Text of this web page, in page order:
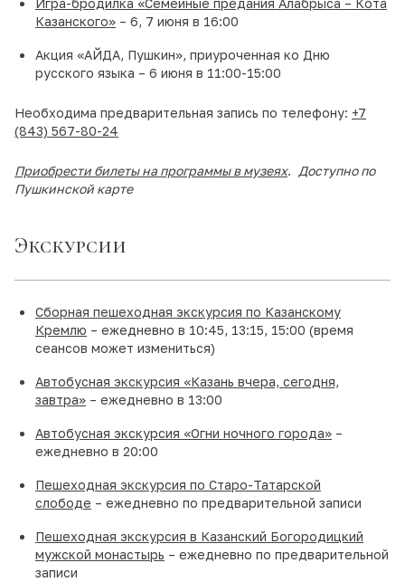
Игра-бродилка «Семейные предания Алабрыса – Кота
Казанского» – 6, 7 июня в 16:00
Акция «АЙДА, Пушкин», приуроченная ко Дню
русского языка – 6 июня в 11:00-15:00
Необходима предварительная запись по телефону: +7
(843) 567-80-24
Приобрести билеты на программы в музеях. Доступно по
Пушкинской карте
Экскурсии
Сборная пешеходная экскурсия по Казанскому
Кремлю – ежедневно в 10:45, 13:15, 15:00 (время
сеансов может измениться)
Автобусная экскурсия «Казань вчера, сегодня,
завтра» – ежедневно в 13:00
Автобусная экскурсия «Огни ночного города» –
ежедневно в 20:00
Пешеходная экскурсия по Старо-Татарской
слободе – ежедневно по предварительной записи
Пешеходная экскурсия в Казанский Богородицкий
мужской монастырь – ежедневно по предварительной
записи